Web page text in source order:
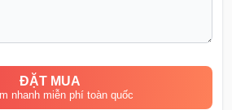
ĐẶT MUA
nhanh miễn phí toàn quốc